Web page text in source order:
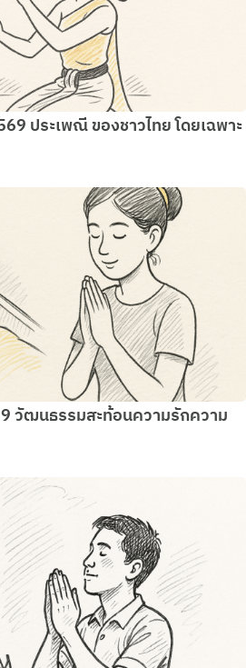
ประเพณี ของชาวไทย โดยเฉพาะ
วัฒนธรรมสะท้อนความรักความ